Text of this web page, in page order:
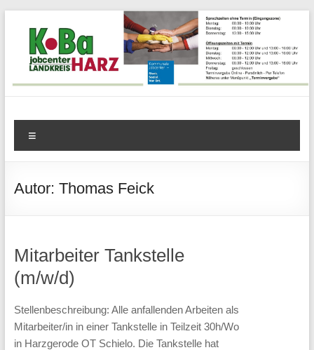
Inhalt
springen
KoBa
Harz
–
Jobcenter
Landkreis
Harz
Autor: Thomas Feick
Mitarbeiter Tankstelle
(m/w/d)
Stellenbeschreibung: Alle anfallenden Arbeiten als
Mitarbeiter/in in einer Tankstelle in Teilzeit 30h/Wo
in Harzgerode OT Schielo. Die Tankstelle hat